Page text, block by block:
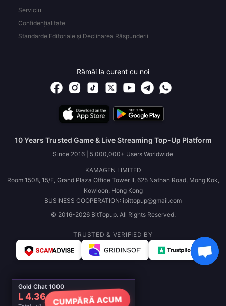
Gold Chat 1000
L 4.36 CUMPĂRĂ ACUM
Serviciu
Confidențialitate
Standarde Editoriale și Declinarea Răspunderii
Rămâi la curent cu noi
10 Years Trusted Game & Live Streaming Top-Up Platform
Since 2016 | 5,000,000+ Users Worldwide
KAMAGEN LIMITED
Room 1508, 15/F, Grand Plaza Office Tower II, 625 Nathan Road, Mong Kok,
Kowloon, Hong Kong
BUSINESS COOPERATION: ibittopup@gmail.com
© 2016-2026 BitTopup. All Rights Reserved.
TRUSTED & VERIFIED BY